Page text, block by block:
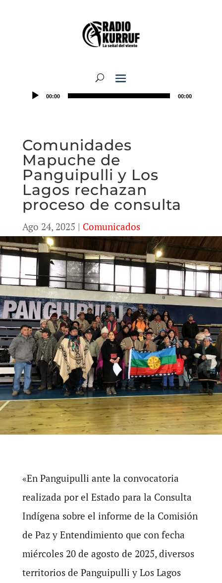
00:00 00:00
Comunidades
Mapuche de
Panguipulli y Los
Lagos rechazan
proceso de consulta
Ago 24, 2025 | Comunicados
«En Panguipulli ante la convocatoria
realizada por el Estado para la Consulta
Indígena sobre el informe de la Comisión
de Paz y Entendimiento que con fecha
miércoles 20 de agosto de 2025, diversos
territorios de Panguipulli y Los Lagos